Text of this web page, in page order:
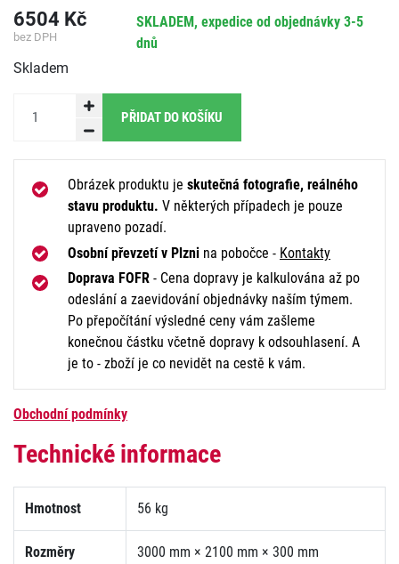
6504 Kč
bez DPH
SKLADEM, expedice od objednávky 3-5
dnů
Skladem
PŘIDAT DO KOŠÍKU
Obrázek produktu je skutečná fotografie, reálného
stavu produktu. V některých případech je pouze
upraveno pozadí.
Osobní převzetí v Plzni na pobočce - Kontakty
Doprava FOFR - Cena dopravy je kalkulována až po
odeslání a zaevidování objednávky naším týmem.
Po přepočítání výsledné ceny vám zašleme
konečnou částku včetně dopravy k odsouhlasení. A
je to - zboží je co nevidět na cestě k vám.
Obchodní podmínky
Technické informace
Hmotnost 56 kg
Rozměry
3000 mm × 2100 mm × 300 mm